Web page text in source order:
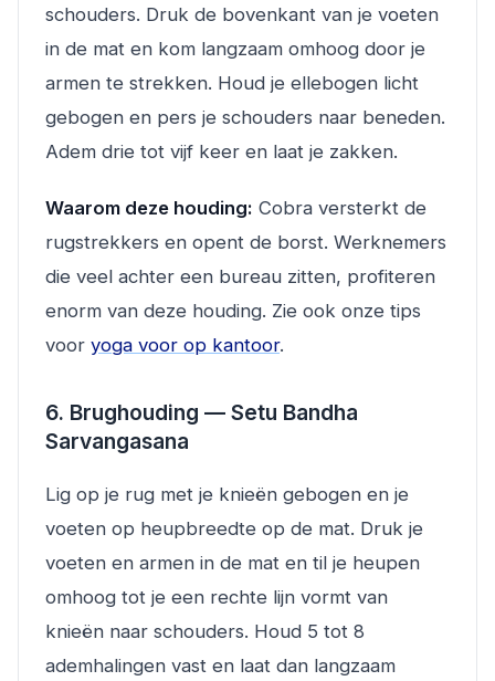
schouders. Druk de bovenkant van je voeten
in de mat en kom langzaam omhoog door je
armen te strekken. Houd je ellebogen licht
gebogen en pers je schouders naar beneden.
Adem drie tot vijf keer en laat je zakken.
Waarom deze houding: Cobra versterkt de
rugstrekkers en opent de borst. Werknemers
die veel achter een bureau zitten, profiteren
enorm van deze houding. Zie ook onze tips
voor yoga voor op kantoor.
6. Brughouding — Setu Bandha
Sarvangasana
Lig op je rug met je knieën gebogen en je
voeten op heupbreedte op de mat. Druk je
voeten en armen in de mat en til je heupen
omhoog tot je een rechte lijn vormt van
knieën naar schouders. Houd 5 tot 8
ademhalingen vast en laat dan langzaam